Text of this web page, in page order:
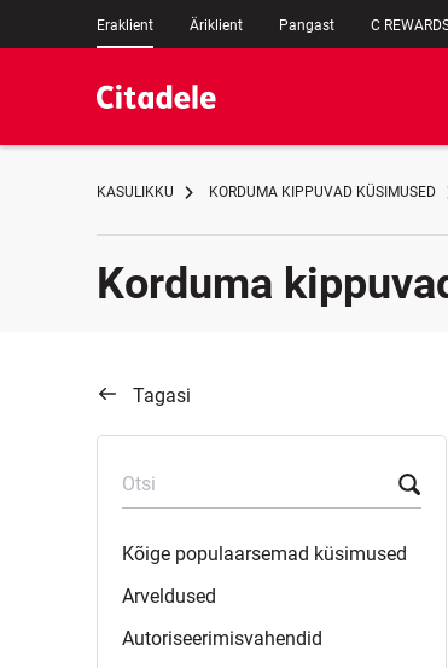
Eraklient Äriklient Pangast C
KASULIKKU KORDUMA KIPPUVAD KÜSIMUSED
Korduma
Tagasi
Otsi
Kõige populaarsemad küsimused
Arveldused
Autoriseerimisvahendid